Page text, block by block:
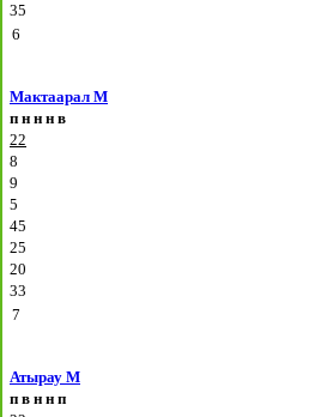
35
6
Мактаарал М
п н н н в
22
8
9
5
45
25
20
33
7
Атырау М
п в н н п